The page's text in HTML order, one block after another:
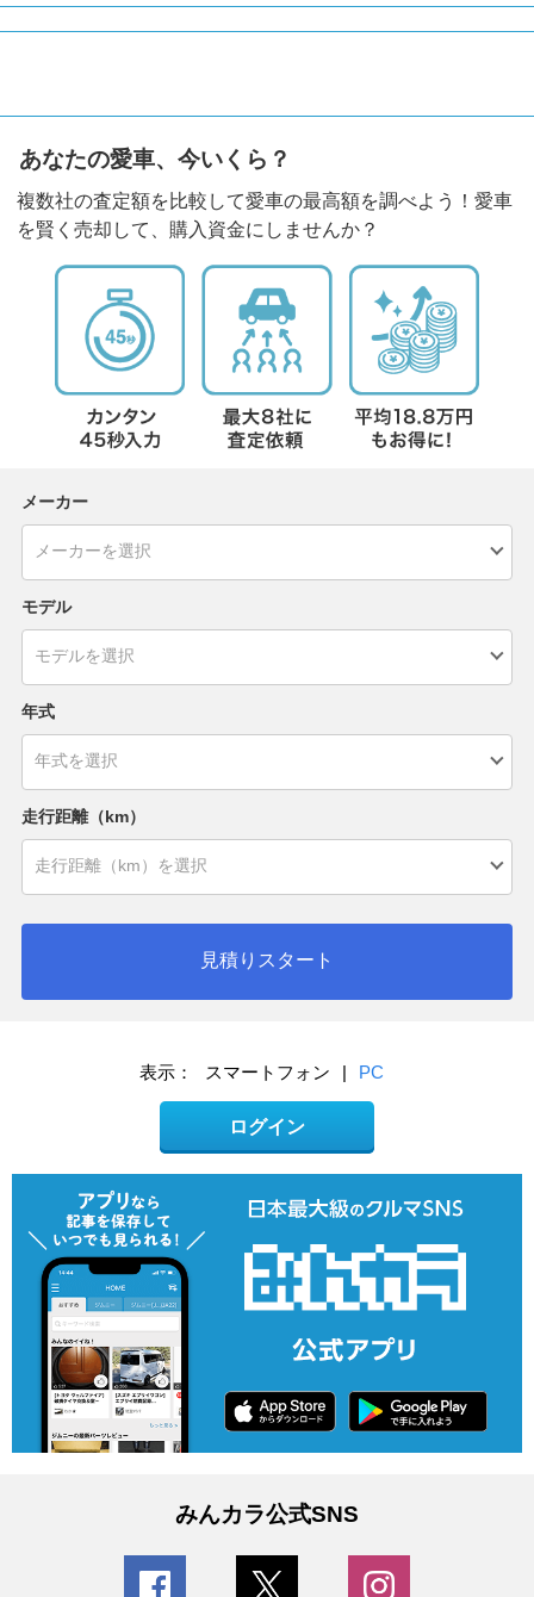
あなたの愛車、今いくら？
複数社の査定額を比較して愛車の最高額を調べよう！愛車
を賢く売却して、購入資金にしませんか？
メーカー
モデル
年式
走行距離（km）
見積りスタート
表示： スマートフォン | PC
ログイン
みんカラ公式SNS